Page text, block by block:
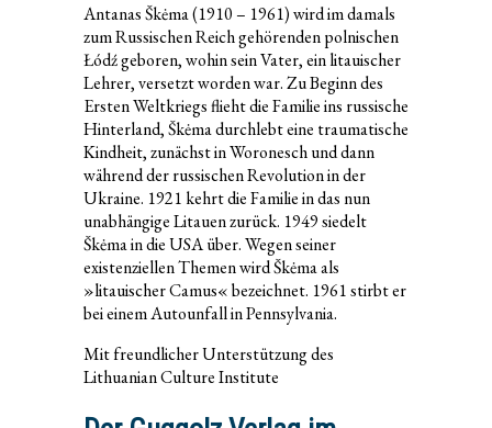
Antanas Škėma (1910 – 1961) wird im damals
zum Russischen Reich gehörenden polnischen
Łódź geboren, wohin sein Vater, ein litauischer
Lehrer, versetzt worden war. Zu Beginn des
Ersten Weltkriegs flieht die Familie ins russische
Hinterland, Škėma durchlebt eine traumatische
Kindheit, zunächst in Woronesch und dann
während der russischen Revolution in der
Ukraine. 1921 kehrt die Familie in das nun
unabhängige Litauen zurück. 1949 siedelt
Škėma in die USA über. Wegen seiner
existenziellen Themen wird Škėma als
»litauischer Camus« bezeichnet. 1961 stirbt er
bei einem Autounfall in Pennsylvania.
Mit freundlicher Unterstützung des
Lithuanian Culture Institute